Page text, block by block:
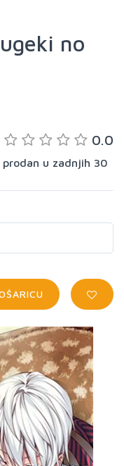
no
0.0
u zadnjih 30